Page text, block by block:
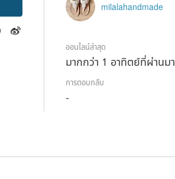
milalahandmade
ออนไลน์ล่าสุด
มากกว่า 1 อาทิตย์ที่ผ่านมา
การตอบกลับ
-